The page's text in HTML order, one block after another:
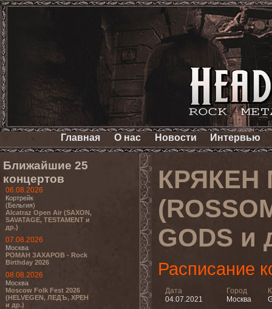
Главная О нас Новости Интервью
Ближайшие 25
концертов
06.08.2026
Кортрейк
(Бельгия)
Alcatraz Open Air (SAXON,
SAVATAGE, TESTAMENT и
др.)
07.08.2026
Москва
РОМАН ЗАХАРОВ - Rock
Birthday 2026
08.08.2026
Москва
Moscow Folk Fest 2026
(HELVEGEN, ЛЕДЪ, ХРЕН
и др.)
КРЯКЕН
GODS и
Расписание
Дата
04.07.2021
Город
Москва